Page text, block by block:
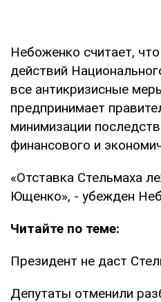
Небоженко считает,
действий
все антикризисные
предпринимает
минимизации
финансового и
«Отставка Стельмаха
Ющенко», - убежден
Читайте по теме:
Президент не даст
Депутаты отменили